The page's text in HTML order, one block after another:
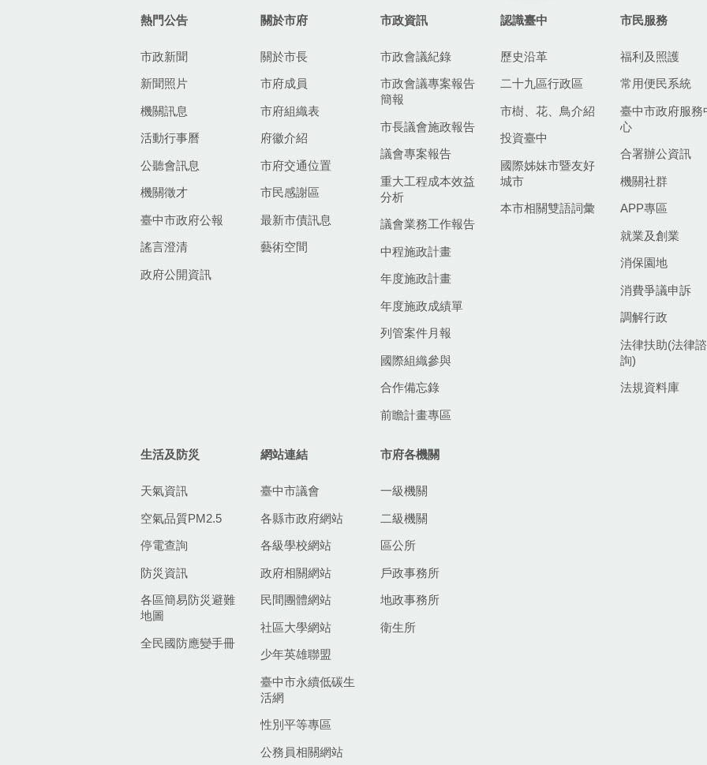
熱門公告
市政新聞
新聞照片
機關訊息
活動行事曆
公聽會訊息
機關徵才
臺中市政府公報
謠言澄清
政府公開資訊
關於市府
關於市長
市府成員
市府組織表
府徽介紹
市府交通位置
市民感謝區
最新市債訊息
藝術空間
市政資訊
市政會議紀錄
市政會議專案報告
簡報
市長議會施政報告
議會專案報告
重大工程成本效益
分析
議會業務工作報告
中程施政計畫
年度施政計畫
年度施政成績單
列管案件月報
國際組織參與
合作備忘錄
前瞻計畫專區
認識臺中
歷史沿革
二十九區行政區
市樹、花、鳥介紹
投資臺中
國際姊妹市暨友好
城市
本市相關雙語詞彙
市民服務
福利及照護
常用便民系統
臺中市政府服務
心
合署辦公資訊
機關社群
APP專區
就業及創業
消保園地
消費爭議申訴
調解行政
法律扶助(法律諮
詢)
法規資料庫
生活及防災
天氣資訊
空氣品質PM2.5
停電查詢
防災資訊
各區簡易防災避難
地圖
全民國防應變手冊
網站連結
臺中市議會
各縣市政府網站
各級學校網站
政府相關網站
民間團體網站
社區大學網站
少年英雄聯盟
臺中市永續低碳生
活網
性別平等專區
公務員相關網站
市府各機關
一級機關
二級機關
區公所
戶政事務所
地政事務所
衛生所